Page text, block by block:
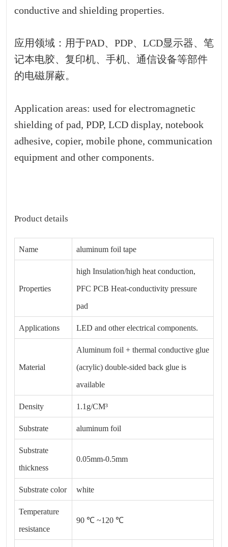
conductive and shielding properties.
应用领域：用于PAD、PDP、LCD显示器、笔
记本电胶、复印机、手机、通信设备等部件
的电磁屏蔽。
Application areas: used for electromagnetic
shielding of pad, PDP, LCD display, notebook
adhesive, copier, mobile phone, communication
equipment and other components.
Product details
Name aluminum foil tape
Properties
high Insulation/high heat conduction,
PFC PCB Heat-conductivity pressure
pad
Applications LED and other electrical components.
Material
Aluminum foil + thermal conductive glue
(acrylic) double-sided back glue is
available
Density 1.1g/CM³
Substrate aluminum foil
Substrate
thickness
0.05mm-0.5mm
Substrate color white
Temperature
resistance
90 ℃ ~120 ℃